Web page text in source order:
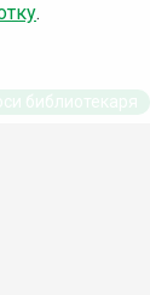
.
библиотекаря